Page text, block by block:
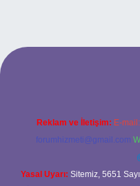
Reklam ve İletişim: E-mail:
forumhizmeti@gmail.com
Yasal Uyarı: Sitemiz, 5651